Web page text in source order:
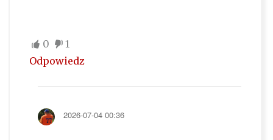
0
1
Odpowiedz
2026-07-04 00:36